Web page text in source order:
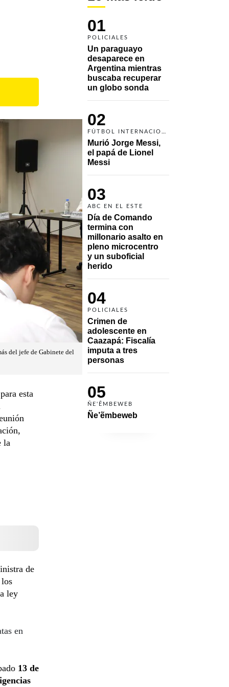
01
POLICIALES
Un paraguayo
desaparece en
Argentina mientras
buscaba recuperar
un globo sonda
02
Murió Jorge Messi,
el papá de Lionel
Messi
03
ABC EN EL ESTE
Día de Comando
termina con
millonario asalto en
pleno microcentro
y un suboficial
herido
04
POLICIALES
Crimen de
adolescente en
Caazapá: Fiscalía
imputa a tres
personas
05
ÑE'ẼMBEWEB
Ñe’ẽmbeweb
del jefe de Gabinete del
esta
la
de
ley
en
13 de